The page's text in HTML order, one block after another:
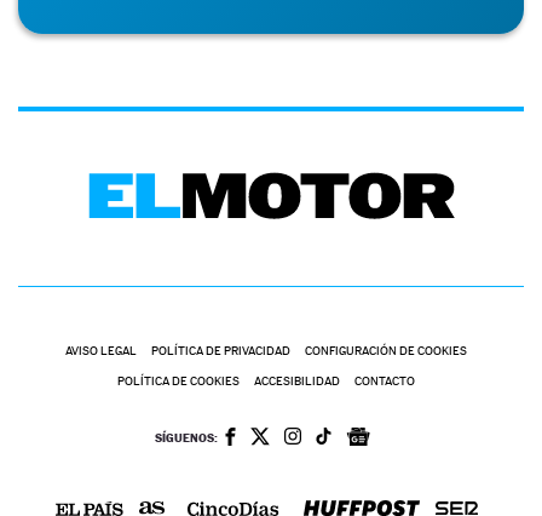
AVISO LEGAL POLÍTICA DE PRIVACIDAD CONFIGURACIÓN DE COOKIES
POLÍTICA DE COOKIES ACCESIBILIDAD CONTACTO
SÍGUENOS: